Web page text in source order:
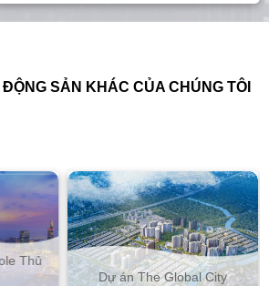
SẢN KHÁC CỦA CHÚNG TÔI
City
Căn hộ Empire City Thủ
Thiêm